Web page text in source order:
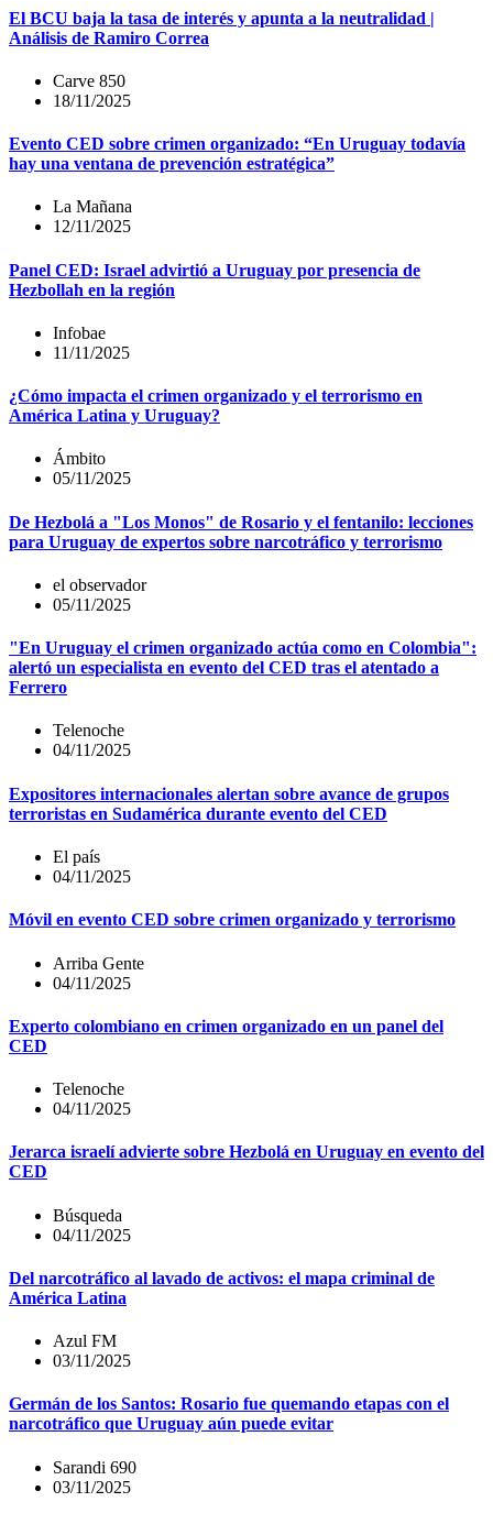
El BCU baja la tasa de interés y apunta a la neutralidad |
Análisis de Ramiro Correa
Carve 850
18/11/2025
Evento CED sobre crimen organizado: “En Uruguay todavía
hay una ventana de prevención estratégica”
La Mañana
12/11/2025
Panel CED: Israel advirtió a Uruguay por presencia de
Hezbollah en la región
Infobae
11/11/2025
¿Cómo impacta el crimen organizado y el terrorismo en
América Latina y Uruguay?
Ámbito
05/11/2025
De Hezbolá a "Los Monos" de Rosario y el fentanilo: lecciones
para Uruguay de expertos sobre narcotráfico y terrorismo
el observador
05/11/2025
"En Uruguay el crimen organizado actúa como en Colombia":
alertó un especialista en evento del CED tras el atentado a
Ferrero
Telenoche
04/11/2025
Expositores internacionales alertan sobre avance de grupos
terroristas en Sudamérica durante evento del CED
El país
04/11/2025
Móvil en evento CED sobre crimen organizado y terrorismo
Arriba Gente
04/11/2025
Experto colombiano en crimen organizado en un panel del
CED
Telenoche
04/11/2025
Jerarca israelí advierte sobre Hezbolá en Uruguay en evento del
CED
Búsqueda
04/11/2025
Del narcotráfico al lavado de activos: el mapa criminal de
América Latina
Azul FM
03/11/2025
Germán de los Santos: Rosario fue quemando etapas con el
narcotráfico que Uruguay aún puede evitar
Sarandi 690
03/11/2025